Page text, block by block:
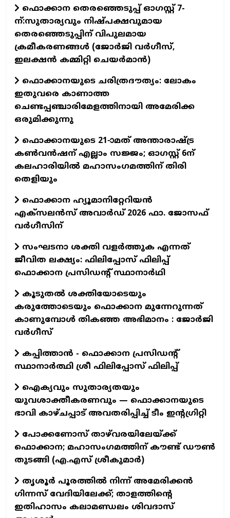
ഫൊക്കാന തെരഞ്ഞെടുപ്പ് ഓഗസ്റ്റ് 7-
ന്:സുതാര്യവും നിഷ്പക്ഷവുമായ
തെരഞ്ഞെടുപ്പിന് വിപുലമായ
ക്രമീകരണങ്ങൾ (ജോർജി വർഗീസ്,
ഇലക്ഷൻ കമ്മിറ്റി ചെയർമാൻ)
ഫൊക്കാനയുടെ ചരിത്രദൗത്യം: ലോകം
ഇതുവരെ കാണാത്ത
ചെണ്ടപ്പഞ്ചാരിമേളത്തിനായി അമേരിക്ക
ഒരുമിക്കുന്നു
ഫൊക്കാനയുടെ 21-ാമത് അന്താരാഷ്ട്ര
കൺവൻഷന് എല്ലാം സജ്ജം; ഓഗസ്റ്റ് 6ന്
കലഹാരിയിൽ മഹാസംഗമത്തിന് തിരി
തെളിയും
ഫൊക്കാന ഹ്യൂമാനിറ്റേറിയന്‍
എക്‌സലന്‍സ് അവാര്‍ഡ് 2026 ഫാ. ജോസഫ്
വര്‍ഗീസിന്
സംഘടനാ ശക്തി വളർത്തുക എന്നത്
ജീവിത ലക്ഷ്യം: ഫിലിപ്പോസ് ഫിലിപ്പ്
ഫൊക്കാന പ്രസിഡന്റ് സ്ഥാനാർഥി
കൂടുതൽ ശക്തിയോടെയും
കരുത്തോടെയും ഫൊക്കാന മുന്നേറുന്നത്
കാണുമ്പോൾ തികഞ്ഞ അഭിമാനം : ജോർജി
വർഗീസ്
കപ്പിത്താൻ - ഫൊക്കാന പ്രസിഡന്റ്
സ്ഥാനാർത്ഥി ശ്രീ ഫിലിപ്പോസ് ഫിലിപ്പ്
ഐക്യവും സുതാര്യതയും
യുവശാക്തീകരണവും — ഫൊക്കാനയുടെ
ഭാവി കാഴ്ചപ്പാട് അവതരിപ്പിച്ച് ടീം ഇന്റഗ്രിറ്റി
പോക്കണോസ് താഴ്‌വരയിലേയ്ക്ക്
ഫൊക്കാന; മഹാസംഗമത്തിന് കൗണ്ട് ഡൗണ്‍
തുടങ്ങി (എ.എസ് ശ്രീകുമാര്‍)
തൃശൂർ പൂരത്തിൽ നിന്ന് അമേരിക്കൻ
ഗിന്നസ് വേദിയിലേക്ക്; താളത്തിന്റെ
ഇതിഹാസം കലാമണ്ഡലം ശിവദാസ്